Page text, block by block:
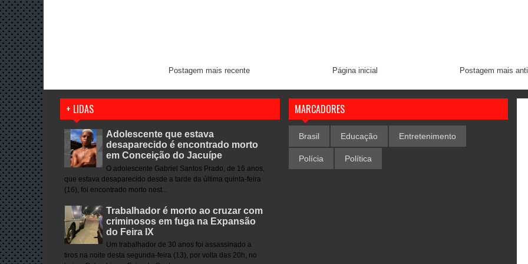
Postagem mais recente Postagem mais
Página inicial
+ LIDAS
Adolescente que estava
desaparecido é encontrado morto
em Conceição do Jacuípe
O adolescente Gabriel Santos Prado, de 16 anos,
que estava desaparecido desde a tarde da última quinta-feira
(16), foi encontrado morto nest...
Trabalhador é morto ao cruzar com
criminosos em fuga na Expansão
do Feira IX
Um trabalhador de 30 anos foi assassinado a
tiros na noite desta segunda-feira (13), por volta das 20h, no
MARCADORES
Brasil Educação Entretenimento
Polícia Política